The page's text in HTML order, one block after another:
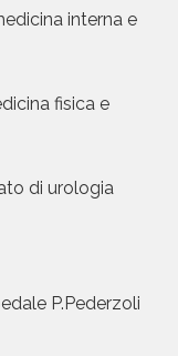
interna e
fisica e
di urologia
P.Pederzoli